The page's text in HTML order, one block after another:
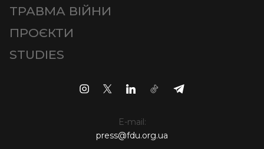
ТРАВМА ВІЙНИ
ПРОЄКТИ
STUDIES
E-mail:
press@fdu.org.ua